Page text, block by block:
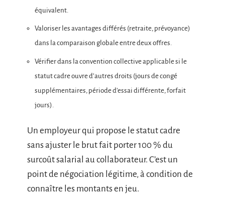
équivalent.
Valoriser les avantages différés (retraite, prévoyance)
dans la comparaison globale entre deux offres.
Vérifier dans la convention collective applicable si le
statut cadre ouvre d’autres droits (jours de congé
supplémentaires, période d’essai différente, forfait
jours).
Un employeur qui propose le statut cadre
sans ajuster le brut fait porter 100 % du
surcoût salarial au collaborateur. C’est un
point de négociation légitime, à condition de
connaître les montants en jeu.